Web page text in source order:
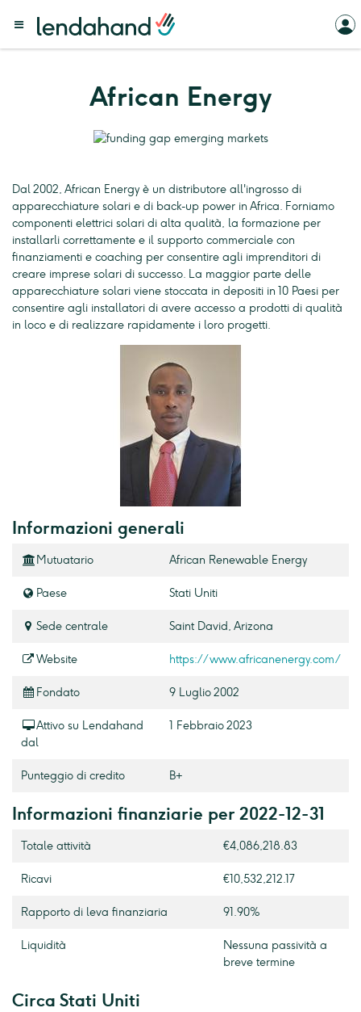
African Energy
Dal 2002, African Energy è un distributore all'ingrosso di
apparecchiature solari e di back-up power in Africa. Forniamo
componenti elettrici solari di alta qualità, la formazione per
installarli correttamente e il supporto commerciale con
finanziamenti e coaching per consentire agli imprenditori di
creare imprese solari di successo. La maggior parte delle
apparecchiature solari viene stoccata in depositi in 10 Paesi per
consentire agli installatori di avere accesso a prodotti di qualità
in loco e di realizzare rapidamente i loro progetti.
Informazioni generali
Mutuatario African Renewable Energy
Paese Stati Uniti
Sede centrale Saint David, Arizona
Website https://www.africanenergy.com/
Fondato 9 Luglio 2002
Attivo su Lendahand
dal
1 Febbraio 2023
Punteggio di credito B+
Informazioni finanziarie per 2022-12-31
Totale attività €4,086,218.83
Ricavi €10,532,212.17
Rapporto di leva finanziaria 91.90%
Liquidità
Nessuna passività a
breve termine
Circa Stati Uniti